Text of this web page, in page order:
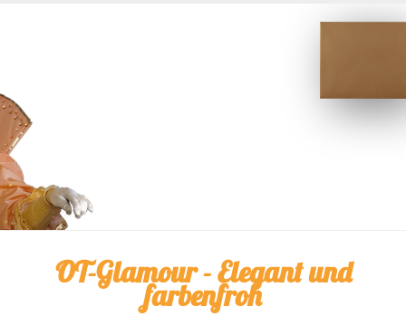
OT-Glamour - Elegant und
farbenfroh